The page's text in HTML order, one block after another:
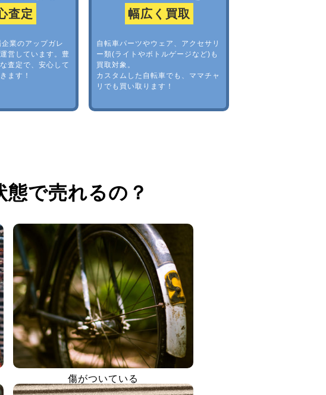
査定
業のアップガレ
営しています。豊
査定で、安心して
ます！
幅広く買取
自転車パーツやウェア、アクセサリ
ー類(ライトやボトルゲージなど)も
買取対象。
カスタムした自転車でも、ママチャ
リでも買い取ります！
態で売れるの？
傷がついている